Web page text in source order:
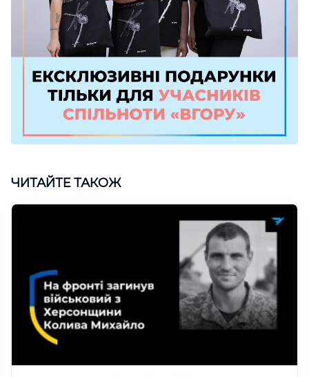
ЧИТАЙТЕ ТАКОЖ